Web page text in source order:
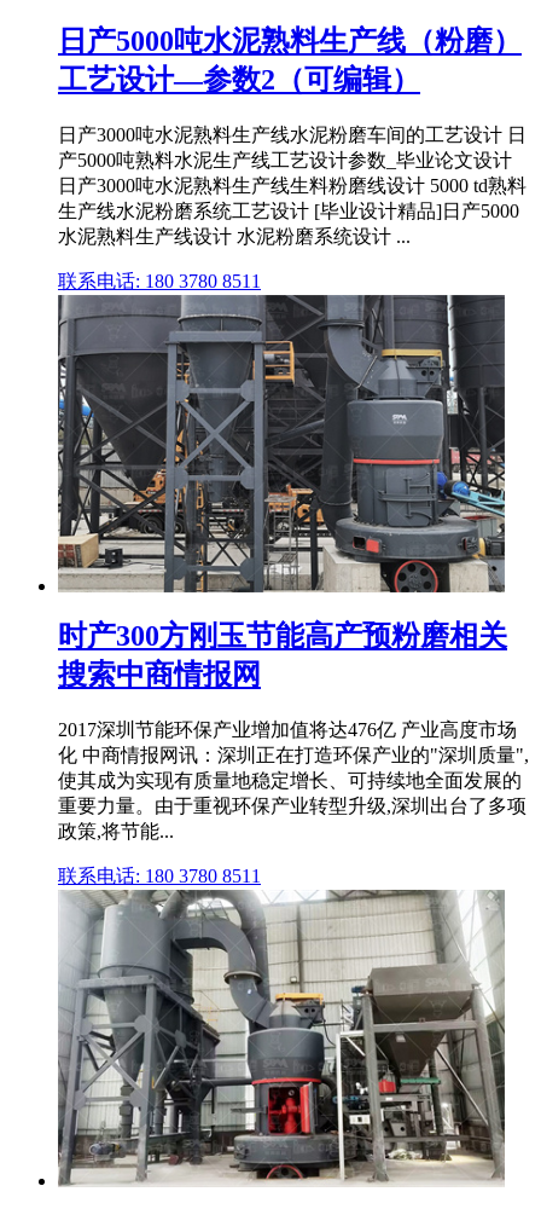
日产5000吨水泥熟料生产线（粉磨）
工艺设计—参数2（可编辑）
日产3000吨水泥熟料生产线水泥粉磨车间的工艺设计 日
产5000吨熟料水泥生产线工艺设计参数_毕业论文设计
日产3000吨水泥熟料生产线生料粉磨线设计 5000 td熟料
生产线水泥粉磨系统工艺设计 [毕业设计精品]日产5000
水泥熟料生产线设计 水泥粉磨系统设计 ...
联系电话: 180 3780 8511
时产300方刚玉节能高产预粉磨相关
搜索中商情报网
2017深圳节能环保产业增加值将达476亿 产业高度市场
化 中商情报网讯：深圳正在打造环保产业的"深圳质量",
使其成为实现有质量地稳定增长、可持续地全面发展的
重要力量。由于重视环保产业转型升级,深圳出台了多项
政策,将节能...
联系电话: 180 3780 8511